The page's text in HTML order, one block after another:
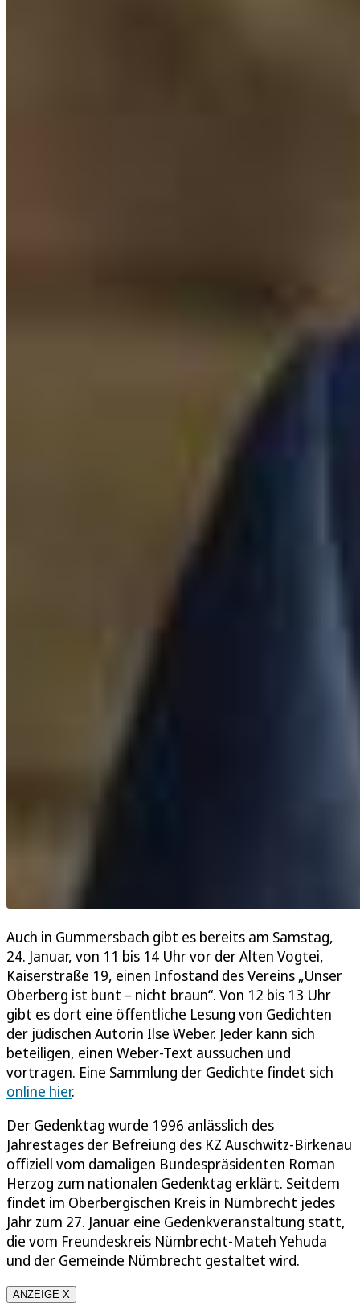
Auch in Gummersbach gibt es bereits am Samstag,
24. Januar, von 11 bis 14 Uhr vor der Alten Vogtei,
Kaiserstraße 19, einen Infostand des Vereins „Unser
Oberberg ist bunt – nicht braun“. Von 12 bis 13 Uhr
gibt es dort eine öffentliche Lesung von Gedichten
der jüdischen Autorin Ilse Weber. Jeder kann sich
beteiligen, einen Weber-Text aussuchen und
vortragen. Eine Sammlung der Gedichte findet sich
online hier.
Der Gedenktag wurde 1996 anlässlich des
Jahrestages der Befreiung des KZ Auschwitz-Birkenau
offiziell vom damaligen Bundespräsidenten Roman
Herzog zum nationalen Gedenktag erklärt. Seitdem
findet im Oberbergischen Kreis in Nümbrecht jedes
Jahr zum 27. Januar eine Gedenkveranstaltung statt,
die vom Freundeskreis Nümbrecht-Mateh Yehuda
und der Gemeinde Nümbrecht gestaltet wird.
ANZEIGE X